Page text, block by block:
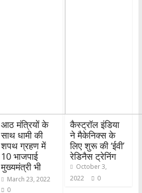
आठ मंत्रियों के
साथ धामी की
शपथ ग्रहण में
10 भाजपाई
मुख्यमंत्री भी
March 23, 2022
0
कैस्ट्रॉल इंडिया
ने मैकेनिक्स के
लिए शुरू की ‘ईवी’
रेडिनैस ट्रेनिंग
October 3,
2022
0